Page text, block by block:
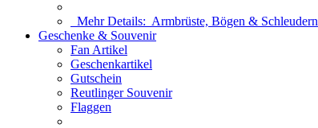
Mehr Details: Armbrüste, Bögen & Schleudern
Geschenke & Souvenir
Fan Artikel
Geschenkartikel
Gutschein
Reutlinger Souvenir
Flaggen